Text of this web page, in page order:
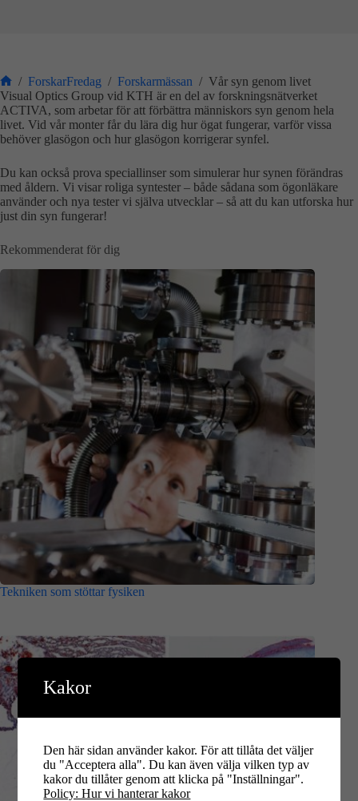
Start
/ ForskarFredag / Forskarmässan / Vår syn genom livet
Visual Optics Group vid KTH är en del av forskningsnätverket
ACTIVA, som arbetar för att förbättra människors syn genom hela
livet. Vid vår monter får du lära dig hur ögat fungerar, varför vissa
behöver glasögon och hur glasögon korrigerar synfel.
Du kan också prova speciallinser som simulerar hur synen förändras
med åldern. Vi visar roliga syntester – både sådana som ögonläkare
använder och nya tester vi själva utvecklar – så att du kan utforska hur
just din syn fungerar!
Rekommenderat för dig
Tekniken som stöttar fysiken
Kakor
Den här sidan använder kakor. För att tillåta det väljer
du "Acceptera alla". Du kan även välja vilken typ av
kakor du tillåter genom att klicka på "Inställningar".
Policy: Hur vi hanterar kakor